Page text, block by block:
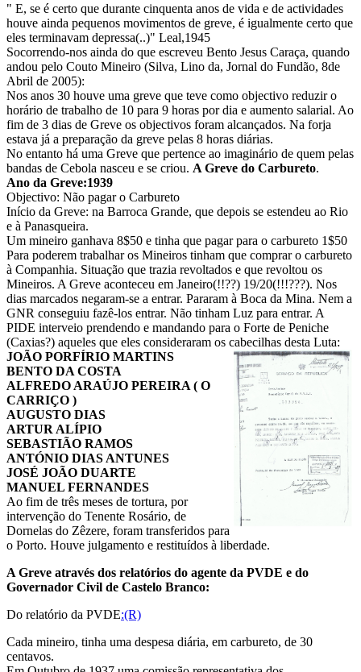
" E, se é certo que durante cinquenta anos de vida e de actividades
houve ainda pequenos movimentos de greve, é igualmente certo que
eles terminavam depressa(..)" Leal,1945
Socorrendo-nos ainda do que escreveu Bento Jesus Caraça, quando
andou pelo Couto Mineiro (Silva, Lino da, Jornal do Fundão, 8de
Abril de 2005):
Nos anos 30 houve uma greve que teve como objectivo reduzir o
horário de trabalho de 10 para 9 horas por dia e aumento salarial. Ao
fim de 3 dias de Greve os objectivos foram alcançados. Na forja
estava já a preparação da greve pelas 8 horas diárias.
No entanto há uma Greve que pertence ao imaginário de quem pelas
bandas de Cebola nasceu e se criou. A Greve do Carbureto.
Ano da Greve:1939
Objectivo: Não pagar o Carbureto
Início da Greve: na Barroca Grande, que depois se estendeu ao Rio
e à Panasqueira.
Um mineiro ganhava 8$50 e tinha que pagar para o carbureto 1$50
Para poderem trabalhar os Mineiros tinham que comprar o carbureto
à Companhia. Situação que trazia revoltados e que revoltou os
Mineiros. A Greve aconteceu em Janeiro(!!??) 19/20(!!!???). Nos
dias marcados negaram-se a entrar. Pararam à Boca da Mina. Nem a
GNR conseguiu fazê-los entrar. Não tinham Luz para entrar. A
PIDE interveio prendendo e mandando para o Forte de Peniche
(Caxias?) aqueles que eles consideraram os cabecilhas desta Luta:
JOÃO PORFÍRIO MARTINS
BENTO DA COSTA
ALFREDO ARAÚJO PEREIRA ( O
CARRIÇO )
AUGUSTO DIAS
ARTUR ALÍPIO
SEBASTIÃO RAMOS
ANTÓNIO DIAS ANTUNES
JOSÉ JOÃO DUARTE
MANUEL FERNANDES
Ao fim de três meses de tortura, por
intervenção do Tenente Rosário, de
Dornelas do Zêzere, foram transferidos para
o Porto. Houve julgamento e restituídos à liberdade.
A Greve através dos relatórios do agente da PVDE e do
Governador Civil de Castelo Branco:
Do relatório da PVDE:(R)
Cada mineiro, tinha uma despesa diária, em carbureto, de 30
centavos.